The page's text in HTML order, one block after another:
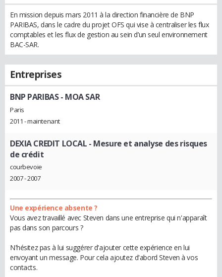
En mission depuis mars 2011 à la direction financière de BNP
PARIBAS, dans le cadre du projet OFS qui vise à centraliser les flux
comptables et les flux de gestion au sein d’un seul environnement
BAC-SAR.
Entreprises
BNP PARIBAS- MOA SAR
Paris
2011 - maintenant
DEXIA CREDIT LOCAL - Mesure et analyse des risques
de crédit
courbevoie
2007 - 2007
Une expérience absente ?
Vous avez travaillé avec Steven dans une entreprise qui n'apparaît
pas dans son parcours ?
N'hésitez pas à lui suggérer d'ajouter cette expérience en lui
envoyant un message. Pour cela ajoutez d'abord Steven à vos
contacts.